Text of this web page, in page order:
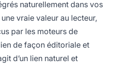
naturellement dans vos
vraie valeur au lecteur,
par les moteurs de
de façon éditoriale et
d’un lien naturel et